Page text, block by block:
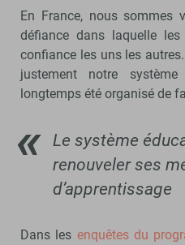
En France, nous sommes
défiance dans laquelle
confiance les uns les autres.
justement notre
longtemps été organisé de
Le système
renouveler ses
d’apprentissage
Dans les enquêtes du